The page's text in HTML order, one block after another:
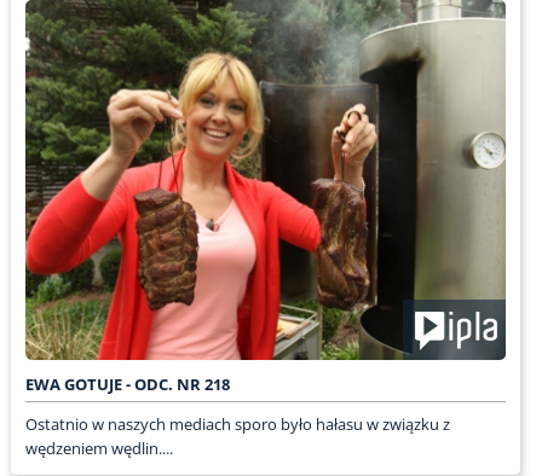
EWA GOTUJE - ODC. NR 218
Ostatnio w naszych mediach sporo było hałasu w związku z
wędzeniem wędlin....